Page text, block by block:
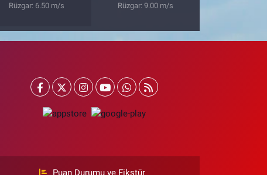
Rüzgar: 6.50 m/s
Rüzgar: 9.00 m/s
Puan Durumu ve Fikstür